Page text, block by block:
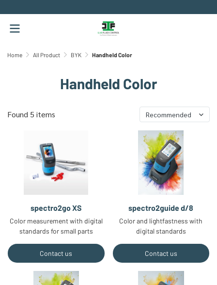
Home All Product BYK Handheld Color
Handheld Color
Found 5 items Recommended
spectro2go XS
Color measurement with digital
standards for small parts
Contact us
spectro2guide d/8
Color and lightfastness with
digital standards
Contact us